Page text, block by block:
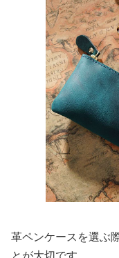
革ペンケースを選ぶ